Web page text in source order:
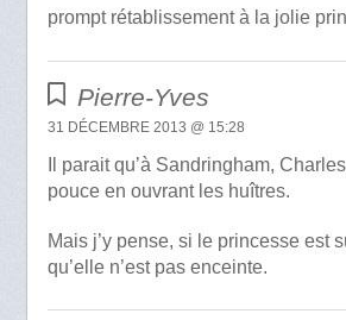
prompt rétablissement à la jolie
Pierre-Yves
31 DÉCEMBRE 2013 @ 15:28
Il parait qu’à Sandringham,
pouce en ouvrant les huîtres.
Mais j’y pense, si le princesse est
qu’elle n’est pas enceinte.